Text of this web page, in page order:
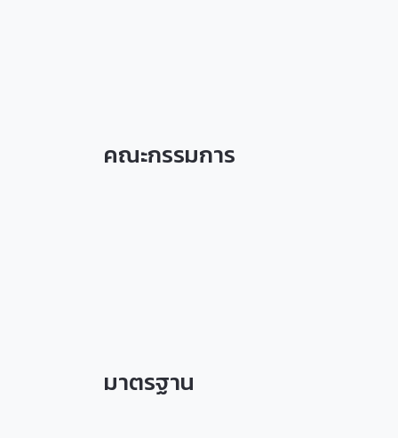
คณะกรรมการ
มาตรฐาน